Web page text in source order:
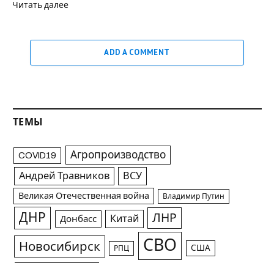
Читать далее
ADD A COMMENT
ТЕМЫ
COVID19 Агропроизводство
Андрей Травников ВСУ
Великая Отечественная война Владимир Путин
ДНР Донбасс Китай ЛНР
Новосибирск РПЦ СВО США